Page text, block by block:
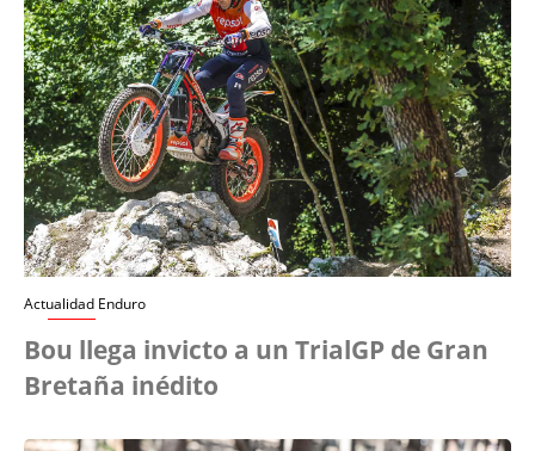
Actualidad Enduro
Bou llega invicto a un TrialGP de Gran
Bretaña inédito